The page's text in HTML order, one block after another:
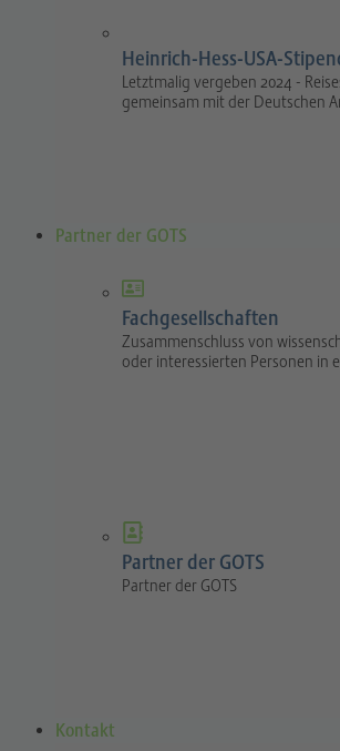
Heinrich-Hess-USA-
Letztmalig vergeben 2024 -
gemeinsam mit der Deutschen
Partner der GOTS
Fachgesellschaften
Zusammenschluss von
oder interessierten Personen in
Partner der GOTS
Partner der GOTS
Kontakt